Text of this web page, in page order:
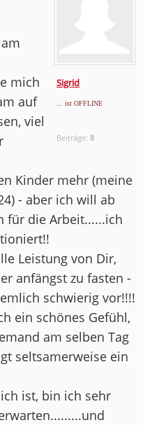
Sigrid
... ist OFFLINE
Beiträge:8
mich
auf
viel
Kinder mehr (meine
- aber ich will ab
für die Arbeit......ich
Leistung von Dir,
anfängst zu fasten -
schwierig vor!!!!
ein schönes Gefühl,
am selben Tag
seltsamerweise ein
ist, bin ich sehr